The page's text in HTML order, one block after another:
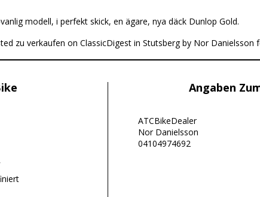
modell, i perfekt skick, en ägare, nya däck Dunlop Gold.
zu verkaufen on ClassicDigest in Stutsberg by Nor Danielsson
Angaben
ATCBikeDealer
Nor Danielsson
04104974692